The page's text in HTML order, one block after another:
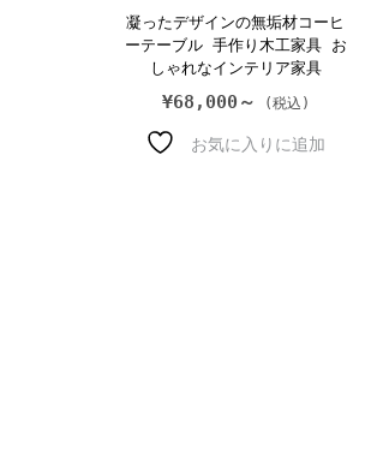
凝ったデザインの無垢材コーヒ
ーテーブル 手作り木工家具 お
しゃれなインテリア家具
¥68,000～
お気に入りに追加